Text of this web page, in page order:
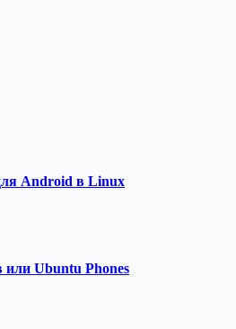
Android в Linux
или Ubuntu Phones